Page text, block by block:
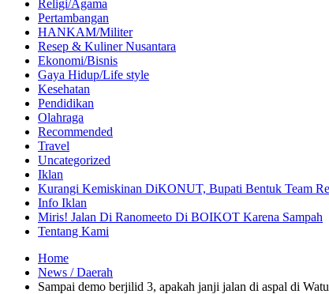
Religi/Agama
Pertambangan
HANKAM/Militer
Resep & Kuliner Nusantara
Ekonomi/Bisnis
Gaya Hidup/Life style
Kesehatan
Pendidikan
Olahraga
Recommended
Travel
Uncategorized
Iklan
Kurangi Kemiskinan DiKONUT, Bupati Bentuk Team
Info Iklan
Miris! Jalan Di Ranomeeto Di BOIKOT Karena Sampah
Tentang Kami
Home
News / Daerah
Sampai demo berjilid 3, apakah janji jalan di aspal di